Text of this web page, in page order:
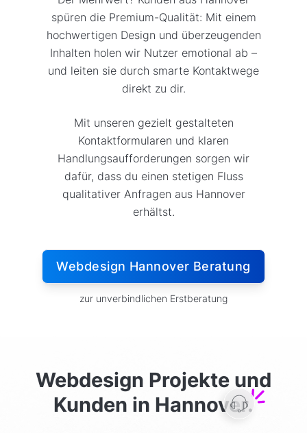
spüren die Premium-Qualität: Mit einem
hochwertigen Design und überzeugenden
Inhalten holen wir Nutzer emotional ab –
und leiten sie durch smarte Kontaktwege
direkt zu dir.
Mit unseren gezielt gestalteten
Kontaktformularen und klaren
Handlungsaufforderungen sorgen wir
dafür, dass du einen stetigen Fluss
qualitativer Anfragen aus Hannover
erhältst.
Webdesign Hannover Beratung
zur unverbindlichen Erstberatung
Webdesign Projekte und
Kunden in Hannover.